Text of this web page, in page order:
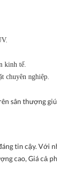
kinh tế.
chuyên nghiệp.
sân thượng
tin cậy. Với
cao, Giá cả